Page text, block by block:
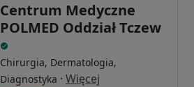
Centrum Medyczne
POLMED Oddział Tczew
Chirurgia, Dermatologia,
Diagnostyka · Więcej